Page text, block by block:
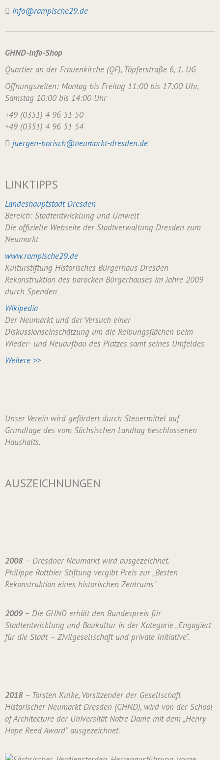
info@rampische29.de
GHND-Info-Shop
Quartier an der Frauenkirche (QF), Töpferstraße 6, 1. UG
Öffnungszeiten: Montag bis Freitag 11:00 bis 17:00 Uhr,
Samstag 10:00 bis 14:00 Uhr
+49 (0351) 4 96 51 50
+49 (0351) 4 96 51 54
juergen-borisch@neumarkt-dresden.de
LINKTIPPS
Landeshauptstadt Dresden
Bereich: Stadtentwicklung und Umwelt
Die offizielle Webseite der Stadtverwaltung Dresden zum
Neumarkt
www.rampische29.de
Kulturstiftung Historisches Bürgerhaus Dresden
Rekonstruktion des barocken Bürgerhauses im Jahre 2009
durch Spenden
Wikipedia
Der Neumarkt und der Versuch einer
Diskussionseinschätzung um die Reibungsflächen beim
Wieder- und Neuaufbau des Platzes samt seines Umfeldes
Weitere >>
Unser Verein wird gefördert durch Steuermittel auf
Grundlage des vom Sächsischen Landtag beschlossenen
Haushalts.
AUSZEICHNUNGEN
2008– Dresdner Neumarkt wird ausgezeichnet.
Philippe Rotthier Stiftung vergibt Preis zur „Besten
Rekonstruktion eines historischen Zentrums“
2009 – Die GHND erhält den Bundespreis für
Stadtentwicklung und Baukultur in der Kategorie „Engagiert
für die Stadt – Zivilgesellschaft und private Initiative“.
2018– Torsten Kulke, Vorsitzender der Gesellschaft
Historischer Neumarkt Dresden (GHND), wird von der School
of Architecture der Universität Notre Dame mit dem „Henry
Hope Reed Award“ ausgezeichnet.